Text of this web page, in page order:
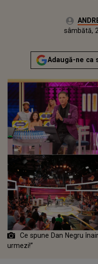
Autor:
vineri, 2 septembrie 2022
Actualizat:
sâmbătă,
Adaugă-ne ca
Ce spune Dan Negru
urmezi!”